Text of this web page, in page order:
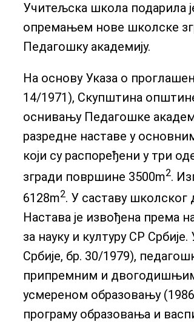
Учитељска школа подарила
опремањем нове школске
Педагошку академију.
На основу Указа о
14/1971), Скупштина
оснивању Педагошке
разредне наставе у
који су распоређени у три
згради површине 3500m2.
6128m2. У саставу
Настава је извођена према
за науку и културу СР
Србије, бр. 30/1979),
припремним и двогодишњим
усмереном образовању
програму образовања и